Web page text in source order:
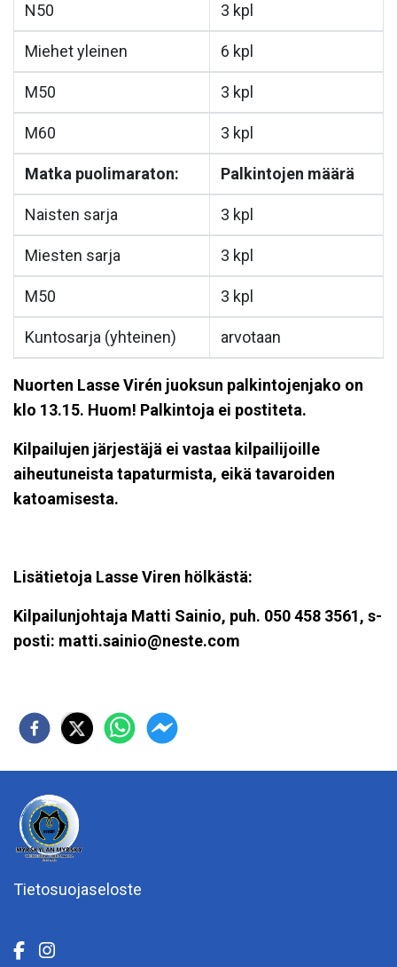
N50 3 kpl
Miehet yleinen 6 kpl
M50 3 kpl
M60 3 kpl
Matka puolimaraton: Palkintojen määrä
Naisten sarja 3 kpl
Miesten sarja 3 kpl
M50 3 kpl
Kuntosarja (yhteinen) arvotaan
Nuorten Lasse Virén juoksun palkintojenjako on
klo 13.15. Huom! Palkintoja ei postiteta.
Kilpailujen järjestäjä ei vastaa kilpailijoille
aiheutuneista tapaturmista, eikä tavaroiden
katoamisesta.
Lisätietoja Lasse Viren hölkästä:
Kilpailunjohtaja Matti Sainio, puh. 050 458 3561, s-
posti: matti.sainio@neste.com
Tietosuojaseloste